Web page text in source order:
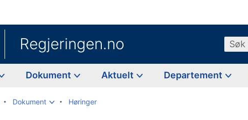
Regjeringen.no Søk
Dokument Aktuelt Departement
Dokument Høringer